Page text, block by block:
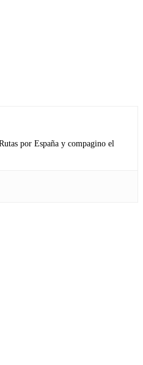
por España y compagino el